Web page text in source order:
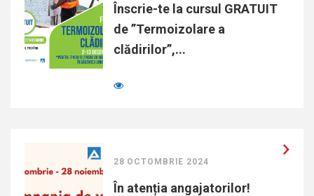
Înscrie-te la cursul GRATUIT
de ”Termoizolare a
clădirilor”,...
28 OCTOMBRIE 2024
În atenția angajatorilor!